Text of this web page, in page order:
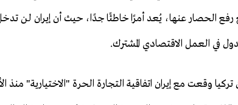
رفع الحصار عنها، يُعد أمرًا خاطئًا جدًا، حيث أن إيران لن
في العمل الاقتصادي المشترك.